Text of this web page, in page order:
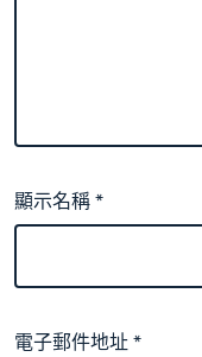
顯示名稱*
電子郵件地址*